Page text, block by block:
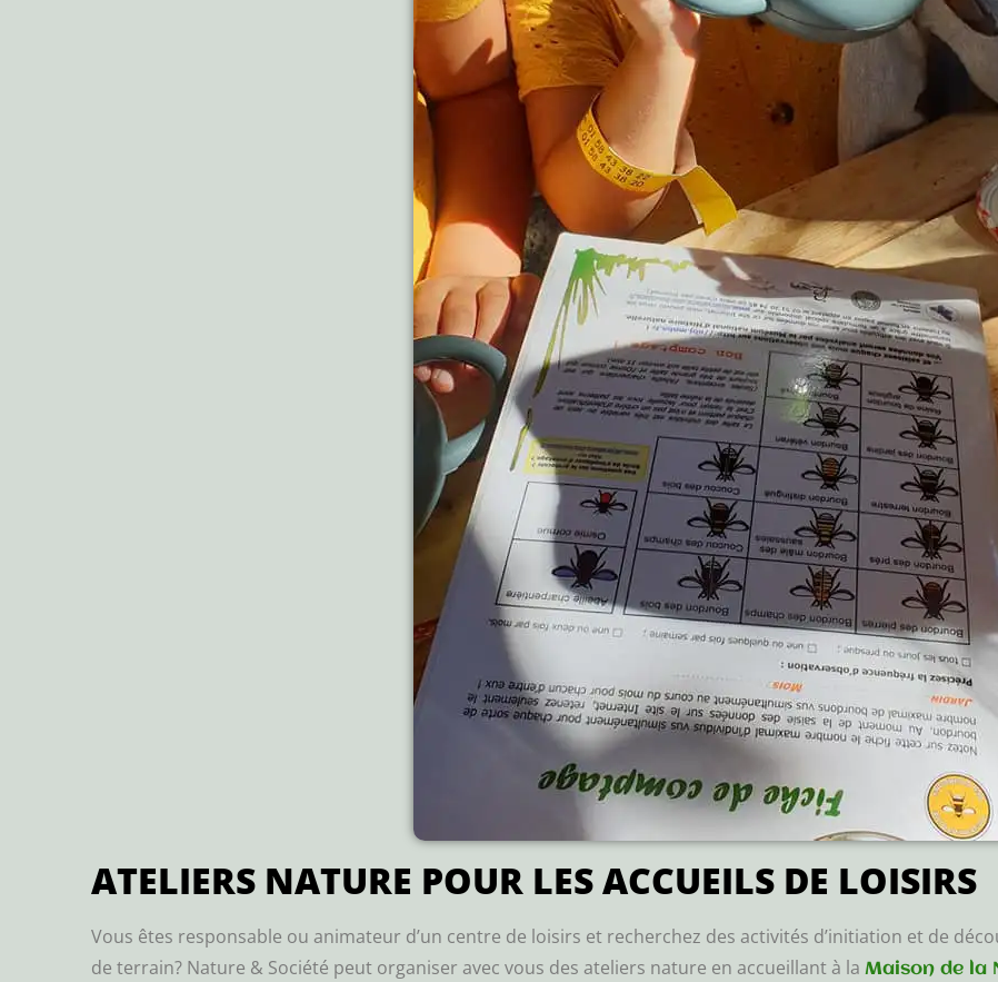
ATELIERS NATURE POUR LES ACCUEILS DE LOISIRS
Vous êtes responsable ou animateur d’un centre de loisirs et recherchez des activités d’initiation et de
de terrain? Nature & Société peut organiser avec vous des ateliers nature en accueillant à la Maison de la